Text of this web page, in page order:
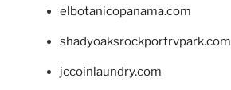
elbotanicopanama.com
shadyoaksrockportrvpark.com
jccoinlaundry.com